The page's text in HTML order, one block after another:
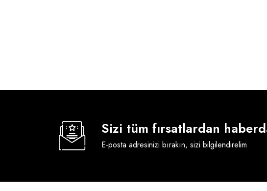
Sizi tüm fırsatlardan
E-posta adresinizi bırakın, sizi bilgilendirelim